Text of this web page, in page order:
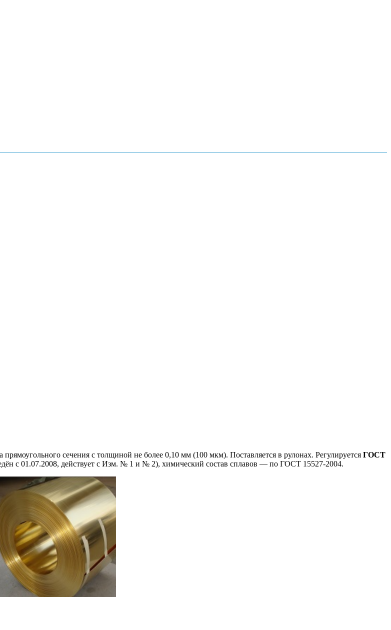
сечения с толщиной не более 0,10 мм (100 мкм). Поставляется в рулонах. Регулируется ГОСТ
с 01.07.2008, действует с Изм. № 1 и № 2), химический состав сплавов — по ГОСТ 15527-2004.